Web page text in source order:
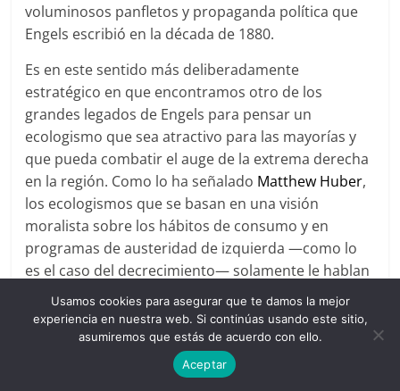
voluminosos panfletos y propaganda política que
Engels escribió en la década de 1880.
Es en este sentido más deliberadamente
estratégico en que encontramos otro de los
grandes legados de Engels para pensar un
ecologismo que sea atractivo para las mayorías y
que pueda combatir el auge de la extrema derecha
en la región. Como lo ha señalado Matthew Huber,
los ecologismos que se basan en una visión
moralista sobre los hábitos de consumo y en
programas de austeridad de izquierda —como lo
es el caso del decrecimiento— solamente le hablan
a las ansiedades de las clases profesionales y son
ininteligibles para el pueblo trabajador.
Si el problema del fin del mundo aparece como
algo demasiado elitista para quienes sufren porque
Usamos cookies para asegurar que te damos la mejor
experiencia en nuestra web. Si continúas usando este sitio,
asumiremos que estás de acuerdo con ello.
Aceptar